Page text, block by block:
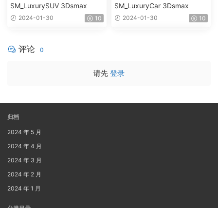
SM_LuxurySUV 3Dsmax
2024-01-30 10
SM_LuxuryCar 3Dsmax
2024-01-30 10
评论 0
请先 登录
归档
2024 年 5 月
2024 年 4 月
2024 年 3 月
2024 年 2 月
2024 年 1 月